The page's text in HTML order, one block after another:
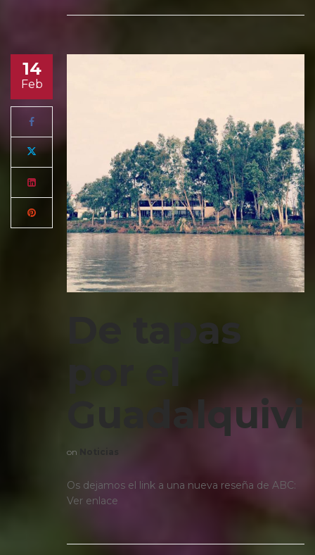
14
Feb
De tapas
on
Os dejamos el link a una nueva reseña de ABC:
Ver enlace